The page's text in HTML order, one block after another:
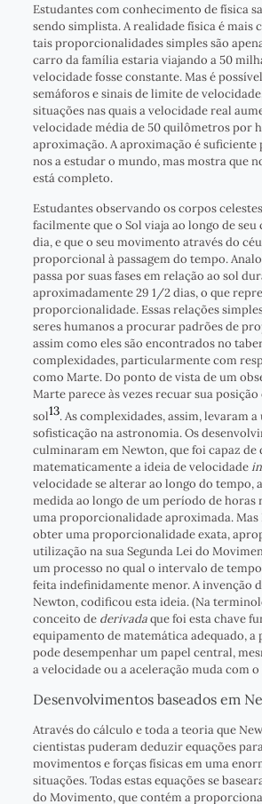
Estudantes com conhecimento de física
sendo simplista. A realidade física é mais
tais proporcionalidades simples são
carro da família estaria viajando a 50
velocidade fosse constante. Mas é
semáforos e sinais de limite de
situações nas quais a velocidade real
velocidade média de 50 quilômetros por
aproximação. A aproximação é
nos a estudar o mundo, mas mostra que
está completo.
Estudantes observando os corpos
facilmente que o Sol viaja ao longo de
dia, e que o seu movimento através do
proporcional à passagem do tempo.
passa por suas fases em relação ao sol
aproximadamente 29 1/2 dias, o que
proporcionalidade. Essas relações
seres humanos a procurar padrões de
assim como eles são encontrados no
complexidades, particularmente com
como Marte. Do ponto de vista de um
Marte parece às vezes recuar sua posição
sol13. As complexidades, assim, levaram
sofisticação na astronomia. Os
culminaram em Newton, que foi capaz de
matematicamente a ideia de velocidade
velocidade se alterar ao longo do tempo,
medida ao longo de um período de horas
uma proporcionalidade aproximada.
obter uma proporcionalidade exata,
utilização na sua Segunda Lei do
um processo no qual o intervalo de
feita indefinidamente menor. A invenção
Newton, codificou esta ideia. (Na
conceito de derivadaque foi esta chave
equipamento de matemática adequado,
pode desempenhar um papel central,
a velocidade ou a aceleração muda com
Desenvolvimentos baseados em
Através do cálculo e toda a teoria que
cientistas puderam deduzir equações
movimentos e forças físicas em uma
situações. Todas estas equações se
do Movimento, que contém a